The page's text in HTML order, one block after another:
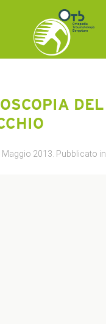
DEL
Maggio 2013 . Pubblicato in